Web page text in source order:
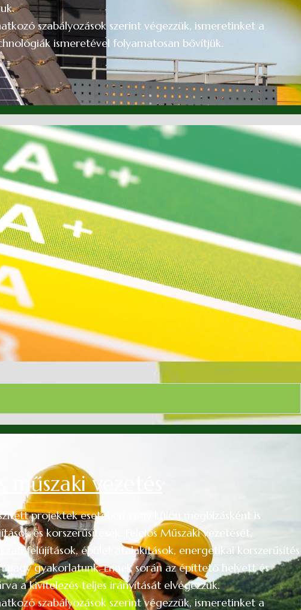
szabályozások szerint végezzük, ismeretinket a
ismeretével folyamatosan bővítjük.
műszaki vezetés
projektek esetében vagy külön megbízásként is
és korszerűsítések. Felelős Műszaki vezetését.
felújítások, épület átalakítások, energetikai korszerűsítés
nagy gyakorlatunk. Ennek során az építtető helyett és
a kivitelezés teljes irányítását elvégezzük.
szabályozások szerint végezzük, ismeretinket a